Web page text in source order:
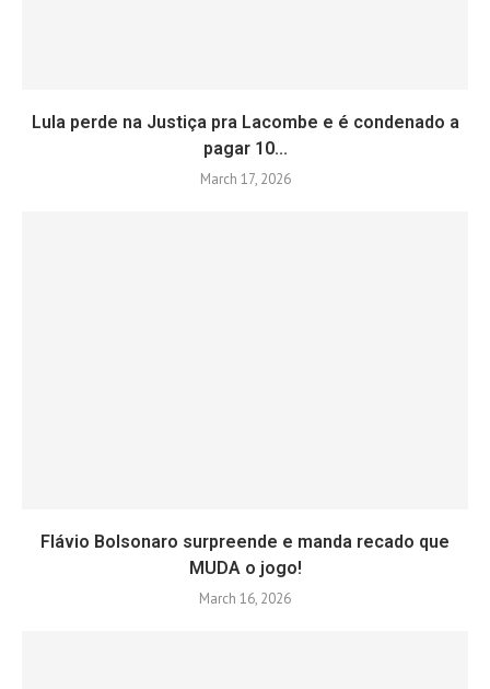
Lula perde na Justiça pra Lacombe e é condenado a
pagar 10...
March 17, 2026
Flávio Bolsonaro surpreende e manda recado que
MUDA o jogo!
March 16, 2026